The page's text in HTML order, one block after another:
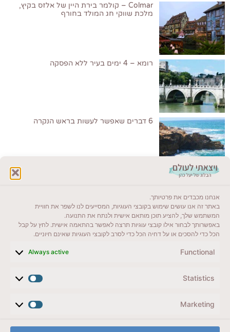
אנחנו מכבדים את פרטיותך.
באתר זה אנו עושים שימוש בקובצי העוגיות, המסייעים לנו לשפר את חוויית
המשתמש שלך, להציע תוכן מותאם אישית ולנתח את התנועה.
באפשרותך לבחור אילו קובצי עוגיות תרצה לאפשר בהתאמה אישית. לחץ על קבל
הכל כדי להסכים או על דחיה הכל כדי לסרב לקובצי העוגיות שאינם חיוניים.
Functional
Always active
Statistics
Marketing
Colmar – קולמר בירת היין של אלזס בקיץ,
מלכת שווקי חג המולד בחורף
רומא – 4 ימים בעיר ללא הפסקה
6 דברים שאפשר לעשות בראש הנקרה
ייעדים מומלצים
מדריכים ועזרים
לשליחת הודעת וואטסאפ
veyatsati.laolam@gmail.com